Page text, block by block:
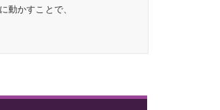
かすことで、